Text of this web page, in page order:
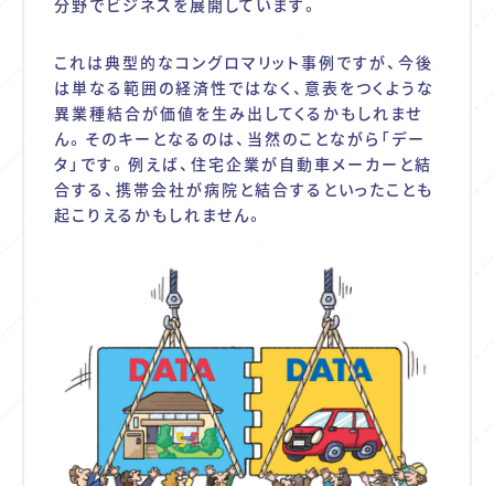
分野でビジネスを展開しています。
これは典型的なコングロマリット事例ですが、今後
は単なる範囲の経済性ではなく、意表をつくような
異業種結合が価値を生み出してくるかもしれませ
ん。そのキーとなるのは、当然のことながら「デー
タ」です。例えば、住宅企業が自動車メーカーと結
合する、携帯会社が病院と結合するといったことも
起こりえるかもしれません。